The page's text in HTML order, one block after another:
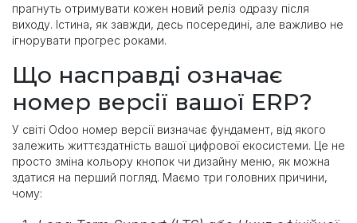
прагнуть отримувати кожен новий реліз одразу після
виходу. Істина, як завжди, десь посередині, але важливо не
ігнорувати прогрес роками.
Що насправді означає
номер версії вашої ERP?
У світі Odoo номер версії визначає фундамент, від якого
залежить життєздатність вашої цифрової екосистеми. Це не
просто зміна кольору кнопок чи дизайну меню, як можна
здатися на перший погляд. Маємо три головних причини,
чому: